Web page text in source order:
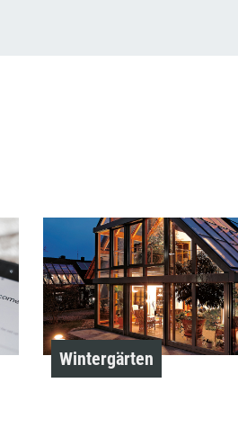
Wintergärten